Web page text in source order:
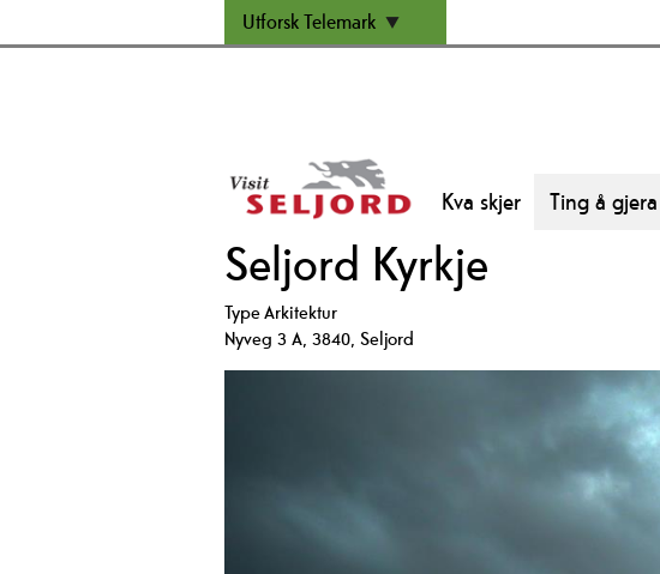
Utforsk Telemark
Kva skjer Ting å gjera
Seljord Kyrkje
TypeArkitektur
Nyveg 3 A, 3840, Seljord